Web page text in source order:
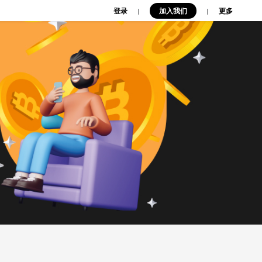
登录 | 加入我们 | 更多